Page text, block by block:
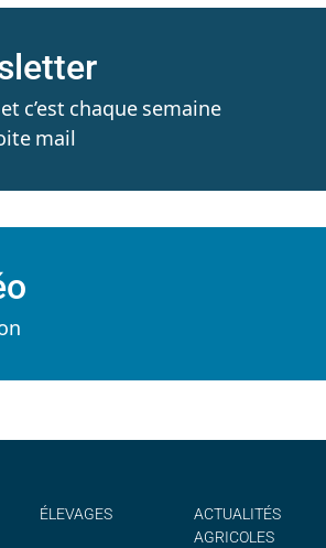
c’est chaque semaine
mail
ÉLEVAGES
ACTUALITÉS
AGRICOLES